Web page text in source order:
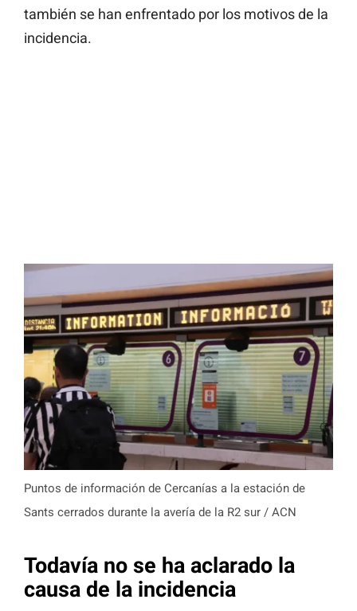
también se han enfrentado por los motivos de la
incidencia.
Puntos de información de Cercanías a la estación de
Sants cerrados durante la avería de la R2 sur / ACN
Todavía no se ha aclarado la
causa de la incidencia